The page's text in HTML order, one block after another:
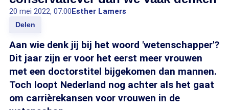
20 mei 2022, 07:00Esther Lamers
Delen
Aan wie denk jij bij het woord 'wetenschapper'?
Dit jaar zijn er voor het eerst meer vrouwen
met een doctorstitel bijgekomen dan mannen.
Toch loopt Nederland nog achter als het gaat
om carrièrekansen voor vrouwen in de